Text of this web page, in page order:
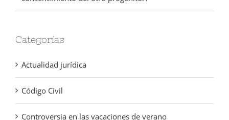
Categorías
Actualidad jurídica
Código Civil
Controversia en las vacaciones de verano